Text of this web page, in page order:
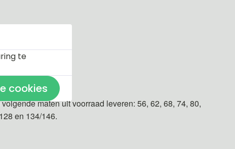
gemaakt.
maten uit voorraad leveren: 56, 62, 68, 74, 80,
en 134/146.
te
cookies